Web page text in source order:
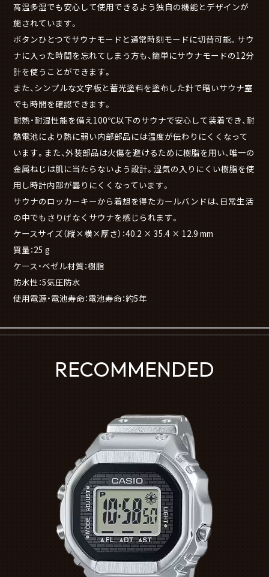
高温多湿でも安心して使用できるよう独自の機能とデザインが
施されています。
ボタンひとつでサウナモードと通常時刻モードに切替可能。サウ
ナに入った時間を忘れてしまう方も、簡単にサウナモードの12分
計を使うことができます。
また、シンプルな文字板と蓄光塗料を塗布した針で暗いサウナ室
でも時間を確認できます。
耐熱・耐湿性能を備え100℃以下のサウナで安心して装着でき、耐
熱電池により熱に弱い内部部品には温度が伝わりにくくなって
います。また、外装部品は火傷を避けるために樹脂を用い、唯一の
金属ねじは肌に当たらないよう設計。湿気の入りにくい樹脂を使
用し時計内部が曇りにくくなっています。
サウナのロッカーキーから着想を得たカールバンドは、日常生活
の中でもさりげなくサウナを感じられます。
ケースサイズ（縦×横×厚さ）：40.2 × 35.4 × 12.9 mm
質量：25 g
ケース・ベゼル材質：樹脂
防水性：5気圧防水
使用電源・電池寿命：電池寿命：約5年
RECOMMENDED